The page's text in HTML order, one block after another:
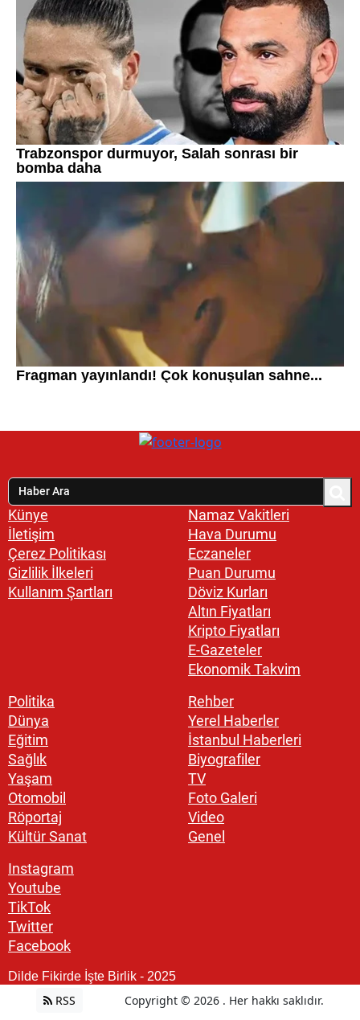
Künye
İletişim
Çerez Politikası
Gizlilik İlkeleri
Kullanım Şartları
Namaz Vakitleri
Hava Durumu
Eczaneler
Puan Durumu
Döviz Kurları
Altın Fiyatları
Kripto Fiyatları
E-Gazeteler
Ekonomik Takvim
Politika
Dünya
Eğitim
Sağlık
Yaşam
Otomobil
Röportaj
Kültür Sanat
Rehber
Yerel Haberler
İstanbul Haberleri
Biyografiler
TV
Foto Galeri
Video
Genel
Instagram
Youtube
TikTok
Twitter
Facebook
Dilde Fikirde İşte Birlik - 2025
RSS Copyright © 2026 . Her hakkı saklıdır.